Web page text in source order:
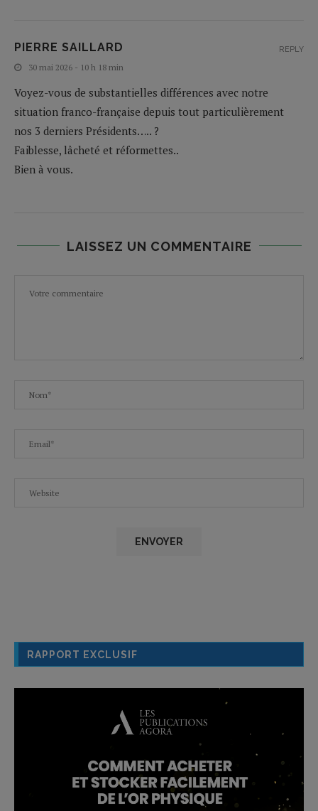
PIERRE SAILLARD
30 mai 2026 - 10 h 18 min
Voyez-vous de substantielles différences avec notre
situation franco-française depuis tout particulièrement
nos 3 derniers Présidents….. ?
Faiblesse, lâcheté et réformettes..
Bien à vous.
REPLY
LAISSEZ UN COMMENTAIRE
RAPPORT EXCLUSIF